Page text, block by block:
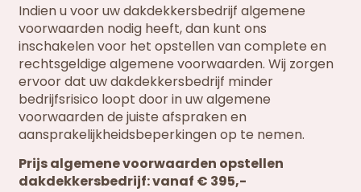
Indien u voor uw dakdekkersbedrijf algemene
voorwaarden nodig heeft, dan kunt ons
inschakelen voor het opstellen van complete en
rechtsgeldige algemene voorwaarden. Wij zorgen
ervoor dat uw dakdekkersbedrijf minder
bedrijfsrisico loopt door in uw algemene
voorwaarden de juiste afspraken en
aansprakelijkheidsbeperkingen op te nemen.
Prijs algemene voorwaarden opstellen
dakdekkersbedrijf: vanaf € 395,-